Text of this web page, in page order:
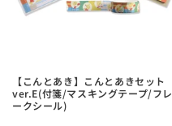
【こんとあき】こんとあきセット
ver.E(付箋/マスキングテープ/フレ
ークシール)